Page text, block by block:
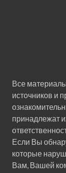
Все
источников и
принадлежат
Если Вы
которые
Вам, Вашей